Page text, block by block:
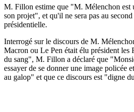
M. Fillon estime que "M. Mélenchon est
son projet", et qu'il ne sera pas au
présidentielle.
Interrogé sur le discours de M.
Macron ou Le Pen était élu président les
du sang", M. Fillon a déclaré que
essayer de se donner une image policée
au galop" et que ce discours est "digne